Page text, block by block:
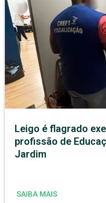
Leigo é flagrado
profissão de
Jardim
SAIBA MAIS